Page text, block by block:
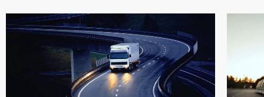
了。但就在新冠肺炎疫情之
中，壹米滴答却成功融资了
近10亿元且已经到账。 回
头来看，为什么在这个特殊
及
府